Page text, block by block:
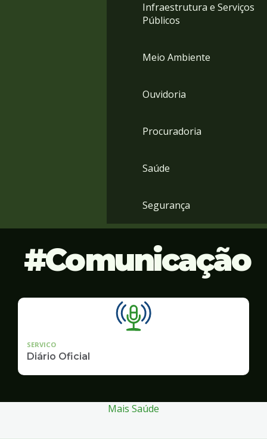
Infraestrutura e Serviços
Públicos
Meio Ambiente
Ouvidoria
Procuradoria
Saúde
Segurança
Comunicação
SERVICO
Diário Oficial
Mais Saúde